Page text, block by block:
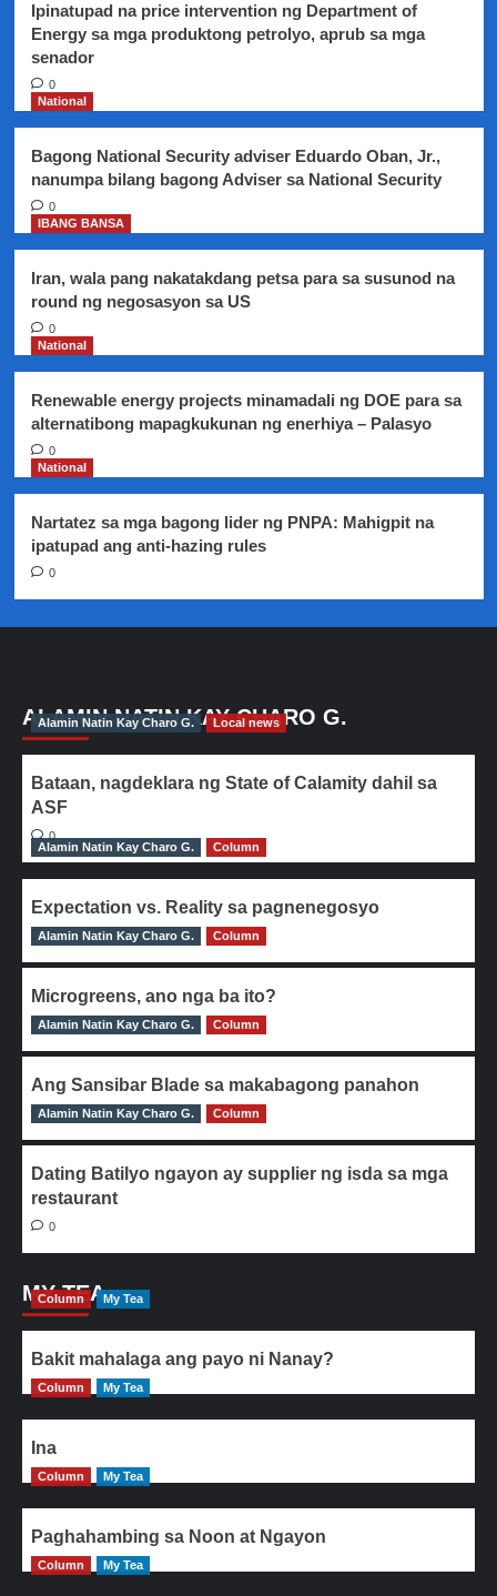
itinaas
sa
sa
bansa
Ipinatupad na price intervention ng Department of
Energy sa mga produktong petrolyo, aprub sa mga
senador
0
National
Bagong National Security adviser Eduardo Oban, Jr.,
nanumpa bilang bagong Adviser sa National Security
0
IBANG BANSA
Iran, wala pang nakatakdang petsa para sa susunod na
round ng negosasyon sa US
0
National
Renewable energy projects minamadali ng DOE para sa
alternatibong mapagkukunan ng enerhiya – Palasyo
0
National
Nartatez sa mga bagong lider ng PNPA: Mahigpit na
ipatupad ang anti-hazing rules
0
ALAMIN NATIN KAY CHARO G.
Alamin Natin Kay Charo G. Local news
Bataan, nagdeklara ng State of Calamity dahil sa
ASF
0
Alamin Natin Kay Charo G.
Column
Expectation vs. Reality sa pagnenegosyo
0
Alamin Natin Kay Charo G. Column
Microgreens, ano nga ba ito?
0
Alamin Natin Kay Charo G. Column
Ang Sansibar Blade sa makabagong panahon
0
Alamin Natin Kay Charo G. Column
Dating Batilyo ngayon ay supplier ng isda sa mga
restaurant
0
MY TEA
Column My Tea
Bakit mahalaga ang payo ni Nanay?
Column My Tea
Ina
Column My Tea
Paghahambing sa Noon at Ngayon
Column My Tea